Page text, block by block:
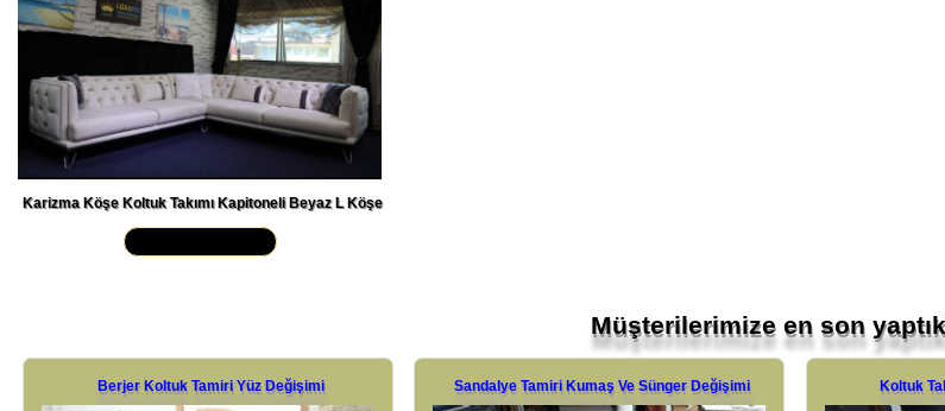
Karizma Köşe Koltuk Takımı Kapitoneli Beyaz L Köşe
Müşterilerimize en son
Sandalye Tamiri Kumaş Ve Sünger Değişimi Koltuk Takımı Tamiri Yüz Değişimi İnce Kollu